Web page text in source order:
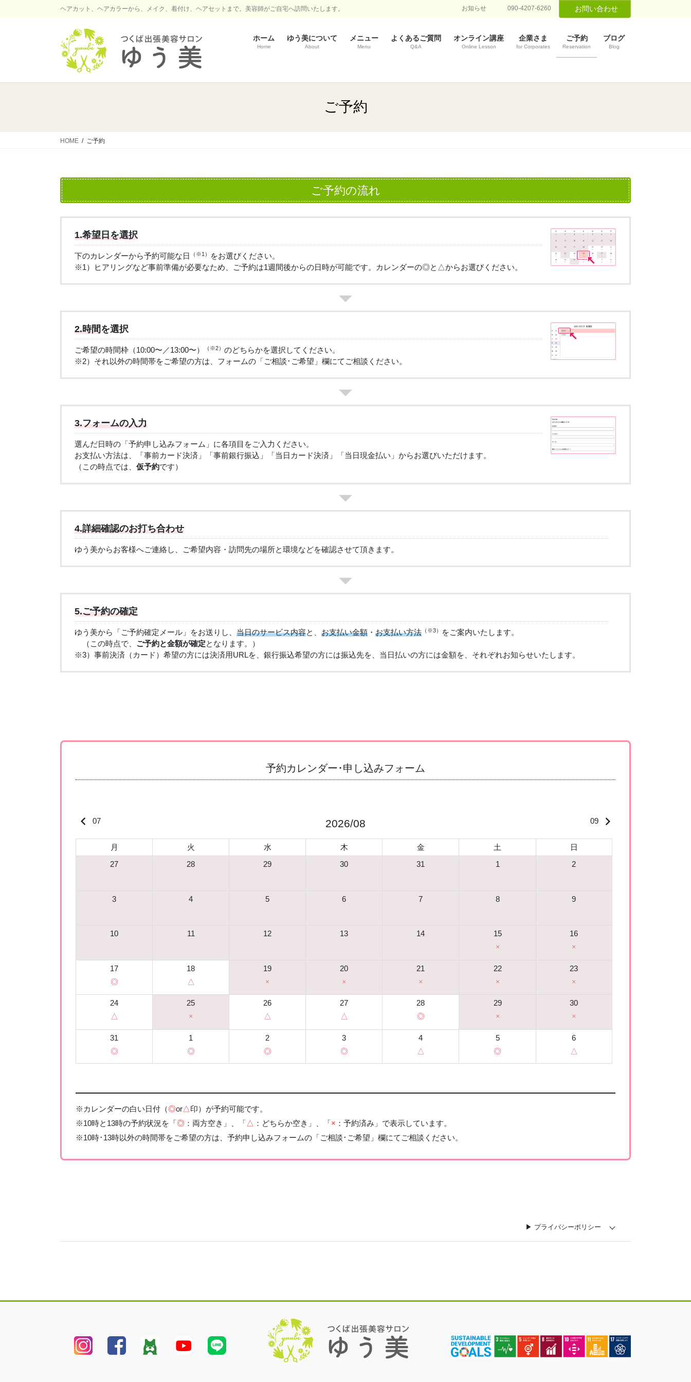
ヘアカット、ヘアカラーから、メイク、着付け、ヘアセットまで。美容師がご自宅へ訪問いたします。 お知らせ 090-4207-6260 お問い合わせ
ホーム
Home
ゆう美について
About
メニュー
Menu
よくあるご質問
Q&A
オンライン講座
Online Lesson
企業さま
for Corporates
ご予約
Reservation
ブログ
Blog
ご予約
HOME ご予約
ご予約の流れ
1.希望日を選択
下のカレンダーから予約可能な日 （※1）
をお選びください。
※1）ヒアリングなど事前準備が必要なため、ご予約は1週間後からの日時が可能です。カレンダーの◎と△からお選びください。
2.時間を選択
ご希望の時間枠（10:00〜／13:00〜） （※2） のどちらかを選択してください。
※2）それ以外の時間帯をご希望の方は、フォームの「ご相談･ご希望」欄にてご相談ください。
3.フォームの入力
選んだ日時の「予約申し込みフォーム」に各項目をご入力ください。
お支払い方法は、「事前カード決済」「事前銀行振込」「当日カード決済」「当日現金払い」からお選びいただけます。
（この時点では、 仮予約です）
4.詳細確認のお打ち合わせ
ゆう美からお客様へご連絡し、ご希望内容・訪問先の場所と環境などを確認させて頂きます。
5.ご予約の確定
ゆう美から「ご予約確定メール」をお送りし、 当日のサービス内容と、 お支払い金額 ・ お支払い方法 （※3）
をご案内いたします。
（この時点で、 ご予約と金額が確定となります。）
※3）事前決済（カード）希望の方には決済用URLを、銀行振込希望の方には振込先を、当日払いの方には金額を、それぞれお知らせいたします。
予約カレンダー･申し込みフォーム
keyboard_arrow_left 07 2026/08 09 keyboard_arrow_right
月 火 水 木 金 土
日
27
28 29 30 31 1 2
3 4 5 6 7 8 9
10 11 12 13 14 15
×
16
×
17
◎
18
△
19
×
20
×
21
×
22
×
23
×
24
△
25
×
26
△
27
△
28
◎
29
×
30
×
31
◎
1
◎
2
◎
3
◎
4
△
5
◎
6
△
※カレンダーの白い日付（◎or△印）が予約可能です。
※10時と13時の予約状況を「◎ ：両方空き」、「△ ：どちらか空き」、「× ：予約済み」で表示しています。
※10時･13時以外の時間帯をご希望の方は、予約申し込みフォームの「ご相談･ご希望」欄にてご相談ください。
▶︎ プライバシーポリシー